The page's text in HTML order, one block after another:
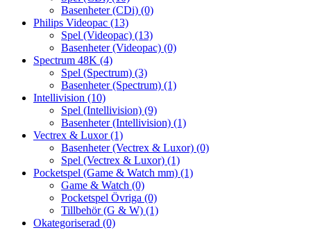
Basenheter (CDi) (0)
Philips Videopac (13)
Spel (Videopac) (13)
Basenheter (Videopac) (0)
Spectrum 48K (4)
Spel (Spectrum) (3)
Basenheter (Spectrum) (1)
Intellivision (10)
Spel (Intellivision) (9)
Basenheter (Intellivision) (1)
Vectrex & Luxor(1)
Basenheter (Vectrex & Luxor) (0)
Spel (Vectrex & Luxor) (1)
Pocketspel (Game & Watch mm) (1)
Game & Watch (0)
Pocketspel Övriga (0)
Tillbehör (G & W) (1)
Okategoriserad (0)